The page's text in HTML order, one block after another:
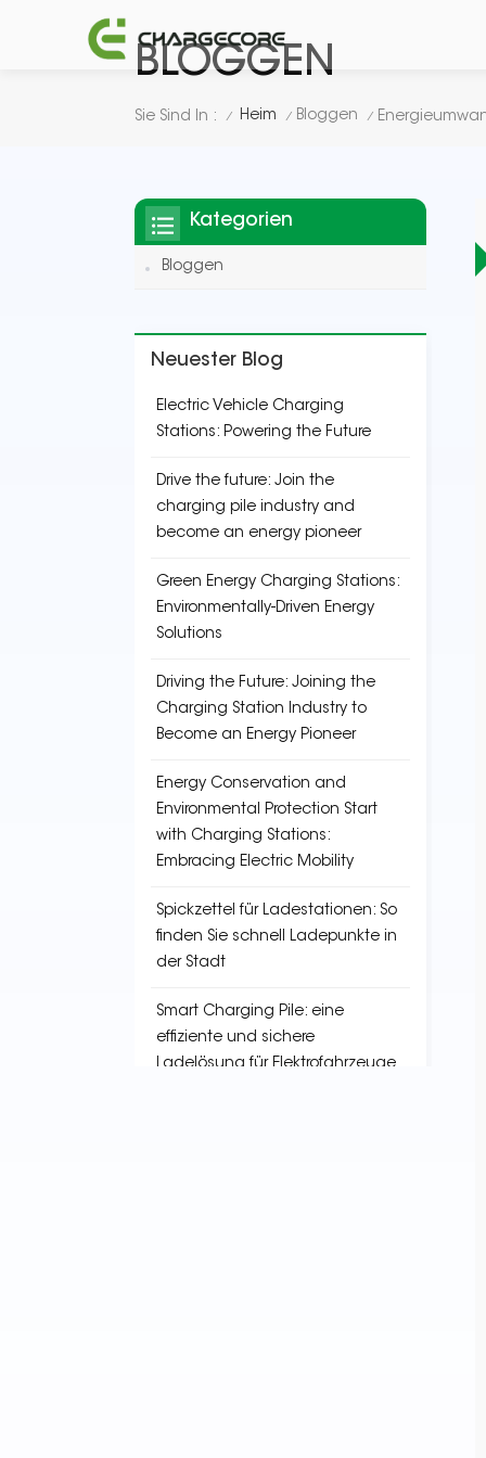
BLOGGEN
Sie Sind In : / Heim / Bloggen /
Kategorien
Bloggen
Neuester Blog
Electric Vehicle Charging
Stations: Powering the Future
Drive the future: Join the
charging pile industry and
become an energy pioneer
Green Energy Charging Stations:
Environmentally-Driven Energy
Solutions
Driving the Future: Joining the
Charging Station Industry to
Become an Energy Pioneer
Energy Conservation and
Environmental Protection Start
with Charging Stations:
Embracing Electric Mobility
Spickzettel für Ladestationen: So
finden Sie schnell Ladepunkte in
der Stadt
Smart Charging Pile: eine
effiziente und sichere
Ladelösung für Elektrofahrzeuge